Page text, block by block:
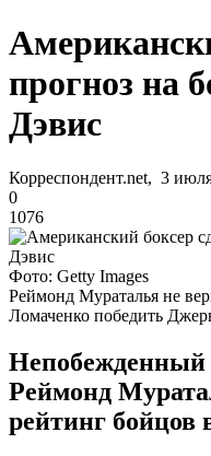
прогноз на
Дэвис
Корреспондент.net, 3
0
1076
Фото: Getty Images
Реймонд Мураталья не
Ломаченко победить
Непобежденный
Реймонд
рейтинг бойцов